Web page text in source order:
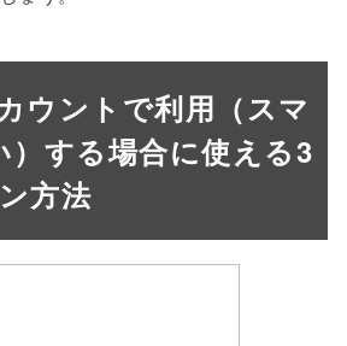
ウントで利用（スマ
）する場合に使える3
方法